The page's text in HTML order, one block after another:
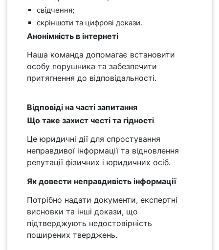
свідчення;
скріншоти та цифрові докази.
Анонімність в інтернеті
Наша команда допомагає встановити
особу порушника та забезпечити
притягнення до відповідальності.
Відповіді на часті запитання
Що таке захист честі та гідності
Це юридичні дії для спростування
неправдивої інформації та відновлення
репутації фізичних і юридичних осіб.
Як довести неправдивість інформації
Потрібно надати документи, експертні
висновки та інші докази, що
підтверджують недостовірність
поширених тверджень.